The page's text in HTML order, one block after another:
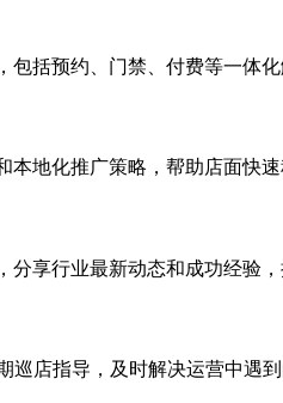
包括预约、门禁、付费等一体化
本地化推广策略，帮助店面快速
分享行业最新动态和成功经验，
巡店指导，及时解决运营中遇到